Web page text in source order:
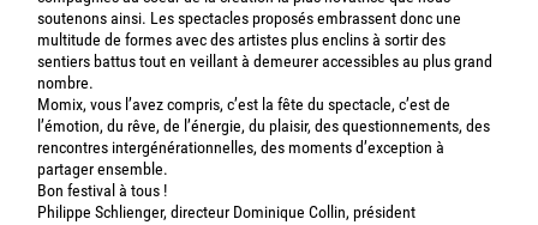
soutenons ainsi. Les spectacles proposés embrassent donc une
multitude de formes avec des artistes plus enclins à sortir des
sentiers battus tout en veillant à demeurer accessibles au plus grand
nombre.
Momix, vous l’avez compris, c’est la fête du spectacle, c’est de
l’émotion, du rêve, de l’énergie, du plaisir, des questionnements, des
rencontres intergénérationnelles, des moments d’exception à
partager ensemble.
Bon festival à tous !
Philippe Schlienger, directeur Dominique Collin, président